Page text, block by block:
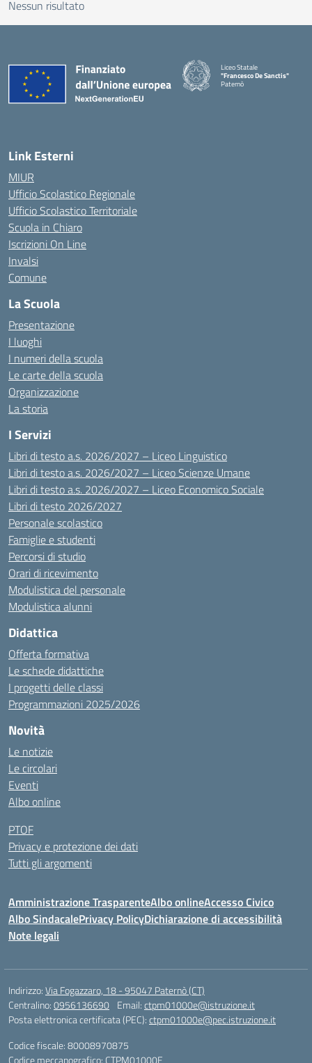
Nessun risultato
Liceo Statale
"Francesco De Sanctis"
Paternò
Link Esterni
MIUR
Ufficio Scolastico Regionale
Ufficio Scolastico Territoriale
Scuola in Chiaro
Iscrizioni On Line
Invalsi
Comune
La Scuola
Presentazione
I luoghi
I numeri della scuola
Le carte della scuola
Organizzazione
La storia
I Servizi
Libri di testo a.s. 2026/2027 – Liceo Linguistico
Libri di testo a.s. 2026/2027 – Liceo Scienze Umane
Libri di testo a.s. 2026/2027 – Liceo Economico Sociale
Libri di testo 2026/2027
Personale scolastico
Famiglie e studenti
Percorsi di studio
Orari di ricevimento
Modulistica del personale
Modulistica alunni
Didattica
Offerta formativa
Le schede didattiche
I progetti delle classi
Programmazioni 2025/2026
Novità
Le notizie
Le circolari
Eventi
Albo online
PTOF
Privacy e protezione dei dati
Tutti gli argomenti
Amministrazione TrasparenteAlbo onlineAccesso Civico
Albo SindacalePrivacy PolicyDichiarazione di accessibilità
Note legali
Indirizzo:Via Fogazzaro, 18 - 95047 Paternò (CT)
Centralino:0956136690 Email:ctpm01000e@istruzione.it
Posta elettronica certificata (PEC):ctpm01000e@pec.istruzione.it
Codice fiscale: 80008970875
Codice meccanografico: CTPM01000E